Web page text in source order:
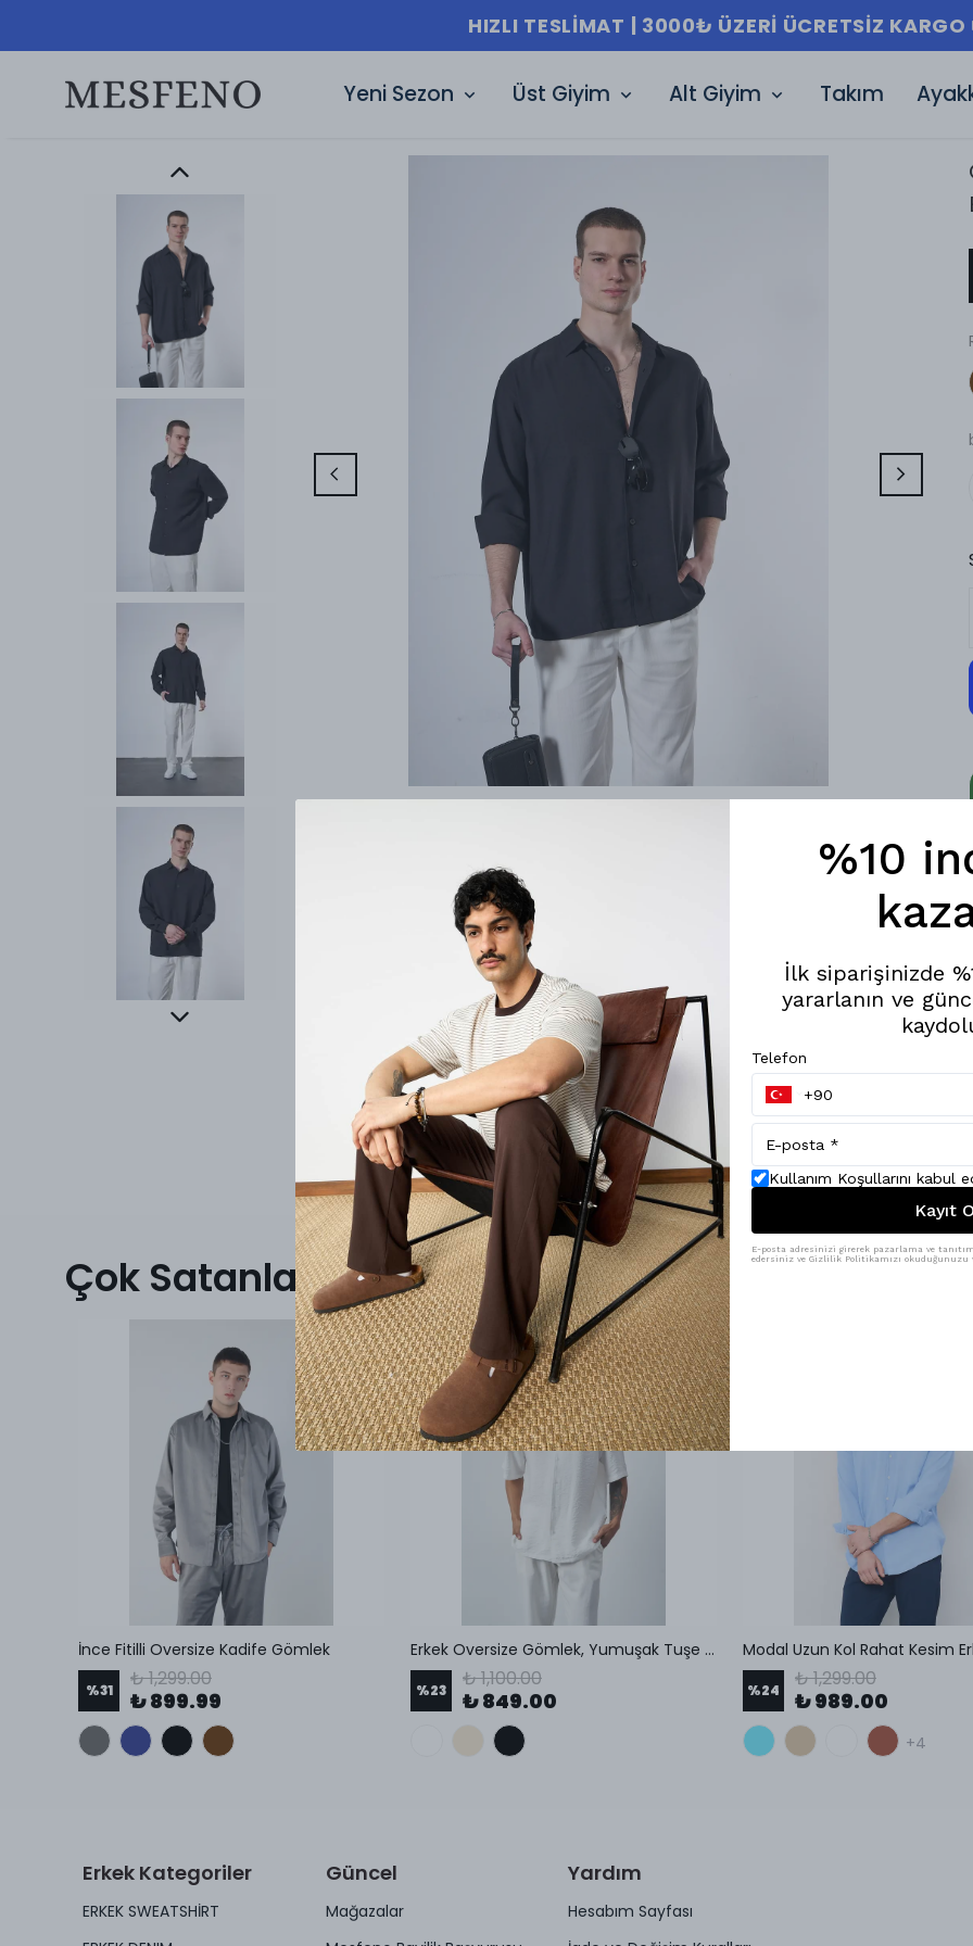
Yeni Sezon Üst Giyim Alt Giyim Takım
Çok Satanlar
İnce Fitilli Oversize Kadife Gömlek
%31 ₺ 1,299.00
₺ 899.99
Erkek Oversize Gömlek, Yumuşak Tuşe Kumaş, Küba Yaka, Kısa Kollu Gömlek
%23 ₺ 1,100.00
₺ 849.00 %24 ₺ 1,299.00
₺ 989.00
+4
Erkek Kategoriler
ERKEK SWEATSHİRT
Güncel
Mağazalar
Yardım
Hesabım Sayfası
%10
İlk siparişinizde
yararlanın ve
Telefon
Kullanım Koşullarını kabul
Kayıt
E-posta adresinizi girerek pazarlama ve
edersiniz ve Gizlilik Politikamızı okuduğunuzu